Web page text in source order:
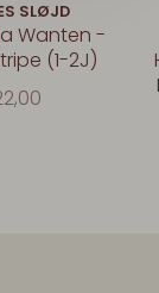
SLØJD
Wanten -
(1-2J)